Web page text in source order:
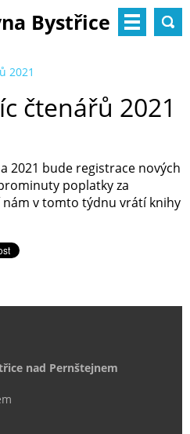
Bystřice
2021
čtenářů 2021
2021 bude registrace nových
poplatky za
v tomto týdnu vrátí knihy
nad Pernštejnem